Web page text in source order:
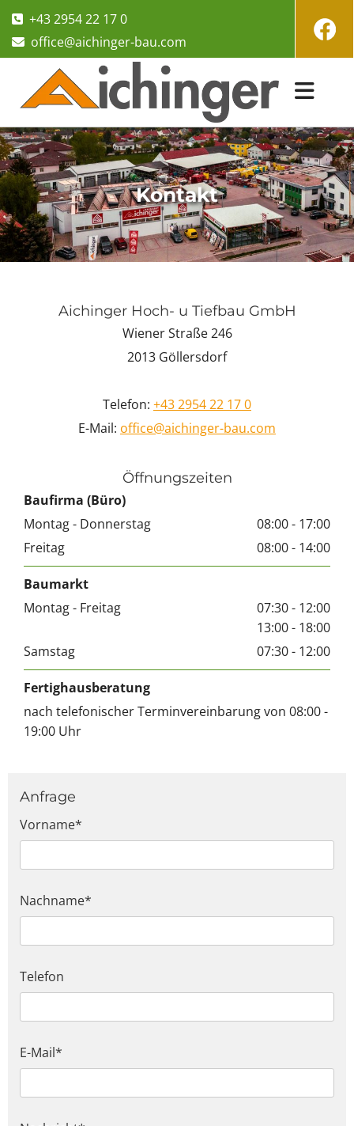
 +43 2954 22 17 0
 office@aichinger-bau.com
Kontakt
Aichinger Hoch- u Tiefbau GmbH
Wiener Straße 246
2013 Göllersdorf
Telefon: +43 2954 22 17 0
E-Mail: office@aichinger-bau.com
Öffnungszeiten
Baufirma (Büro)
Montag - Donnerstag
08:00 - 17:00
Freitag
08:00 - 14:00
Baumarkt
Montag - Freitag
07:30 - 12:00
13:00 - 18:00
Samstag
07:30 - 12:00
Fertighausberatung
nach telefonischer Terminvereinbarung von 08:00 -
19:00 Uhr
Anfrage
Vorname*
Nachname*
Telefon
E-Mail*